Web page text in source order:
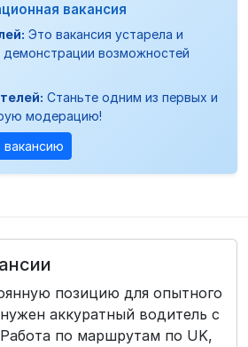
вакансия
Это вакансия устарела и
возможностей
Станьте одним из первых и
модерацию!
вакансию
позицию для опытного
аккуратный водитель с
Работа по маршрутам по UK,